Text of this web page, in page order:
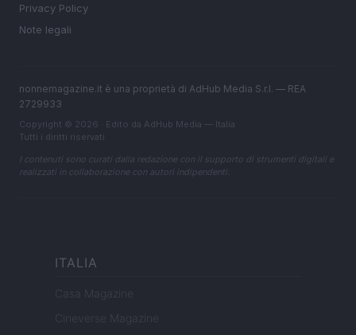
Privacy Policy
Note legali
nonnemagazine.it è una proprietà di AdHub Media S.r.l. — REA
2729933
Copyright © 2026 · Edito da AdHub Media — Italia
Tutti i diritti riservati
I contenuti sono curati dalla redazione con il supporto di strumenti digitali e
realizzati in collaborazione con autori indipendenti.
ITALIA
Casa Magazine
Cineverse Magazine